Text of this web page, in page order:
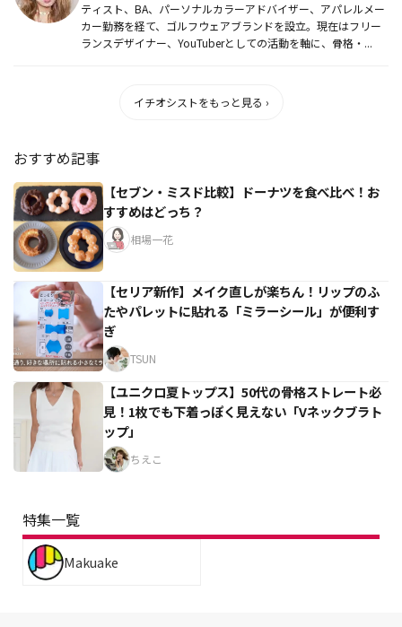
ティスト、BA、パーソナルカラーアドバイザー、アパレルメー
カー勤務を経て、ゴルフウェアブランドを設立。現在はフリー
ランスデザイナー、YouTuberとしての活動を軸に、骨格・...
イチオシストをもっと見る ›
おすすめ記事
【セブン・ミスド比較】ドーナツを食べ比べ！お
すすめはどっち？
相場一花
【セリア新作】メイク直しが楽ちん！リップのふ
たやパレットに貼れる「ミラーシール」が便利す
ぎ
TSUN
【ユニクロ夏トップス】50代の骨格ストレート必
見！1枚でも下着っぽく見えない「Vネックブラト
ップ」
ちえこ
特集一覧
Makuake